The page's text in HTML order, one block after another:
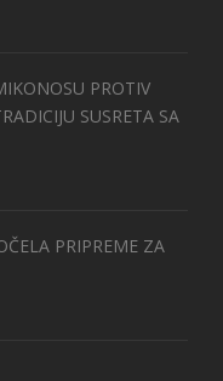
PROTIV
SUSRETA SA
PRIPREME ZA